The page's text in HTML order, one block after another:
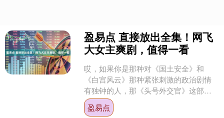
盈易点 直接放出全集！网飞
大女主爽剧，值得一看
哎，如果你是那种对《国土安全》和
《白宫风云》那种紧张刺激的政治剧情
有独钟的人，那《头号外交官》这部剧
肯定能对上你的胃口。口碑相当不错，
IMDb给评了8.0分，最....
盈易点